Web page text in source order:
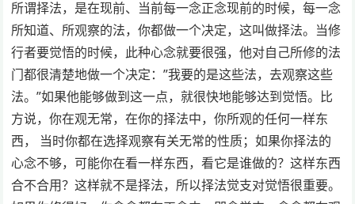
所谓择法，是在现前、当前每一念正念现前的时候，每一念
所知道、所观察的法，你都做一个决定，这叫做择法。当修
行者要觉悟的时候，此种心念就要很强，他对自己所修的法
门都很清楚地做一个决定：”我要的是这些法，去观察这些
法。”如果他能够做到这一点，就很快地能够达到觉悟。比
方说，你在观无常，在你的择法中，你所观的任何一样东
西， 当时你都在选择观察有关无常的性质；如果你择法的
心念不够，可能你在看一样东西，看它是谁做的？这样东西
合不合用？这样就不是择法，所以择法觉支对觉悟很重要。